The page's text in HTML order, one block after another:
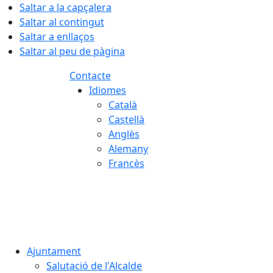
Saltar a la capçalera
Saltar al contingut
Saltar a enllaços
Saltar al peu de pàgina
Contacte
Idiomes
Català
Castellà
Anglès
Alemany
Francès
Ajuntament
Salutació de l'Alcalde